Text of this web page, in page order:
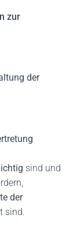
zur
der
sind und
der
sind.